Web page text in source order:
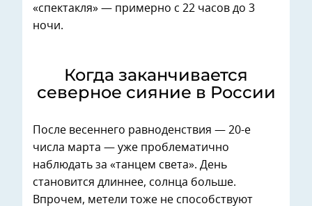
«спектакля» — примерно с 22 часов до 3
ночи.
Когда заканчивается
северное сияние в России
После весеннего равноденствия — 20-е
числа марта — уже проблематично
наблюдать за «танцем света». День
становится длиннее, солнца больше.
Впрочем, метели тоже не способствуют